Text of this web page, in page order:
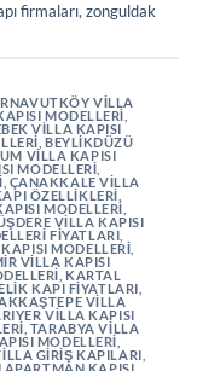
firmaları, zonguldak
VILLA
MODELLERI
VILLA KAPISI
BEYLIKDÜZÜ
VILLA KAPISI
MODELLERI
ÇANAKKALE VILLA
ÖZELLIKLERI
MODELLERI
VILLA KAPISI
FIYATLARI
MODELLERI
VILLA KAPISI
KARTAL
KAPI FIYATLARI
VILLA
VILLA KAPISI
TARABYA VILLA
MODELLERI
GIRIŞ KAPILARI
APARTMAN KAPISI